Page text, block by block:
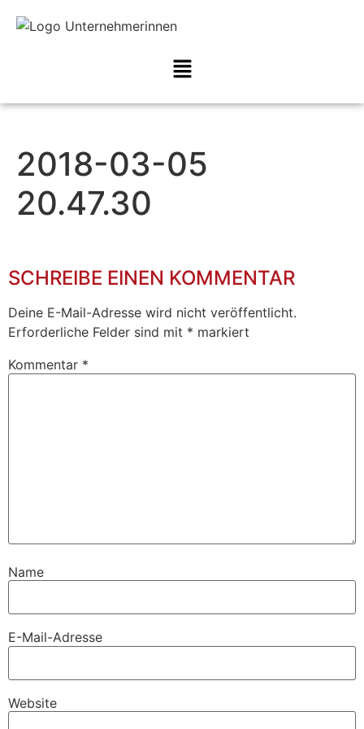
2018-03-05
20.47.30
SCHREIBE EINEN KOMMENTAR
Deine E-Mail-Adresse wird nicht veröffentlicht.
Erforderliche Felder sind mit * markiert
Kommentar *
Name
E-Mail-Adresse
Website